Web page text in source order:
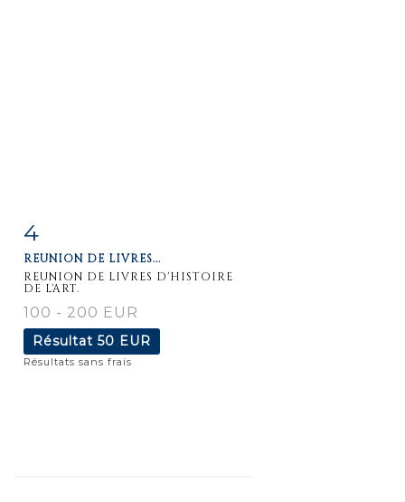
4
REUNION DE LIVRES...
REUNION DE LIVRES D'HISTOIRE
DE L'ART.
100 - 200 EUR
Résultat 50 EUR
Résultats sans frais